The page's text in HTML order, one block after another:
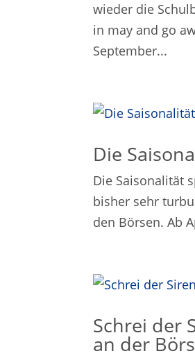
wieder die
in may and go
September...
Die
Die Saisonalität
bisher sehr
den Börsen. Ab
Schrei der
an der